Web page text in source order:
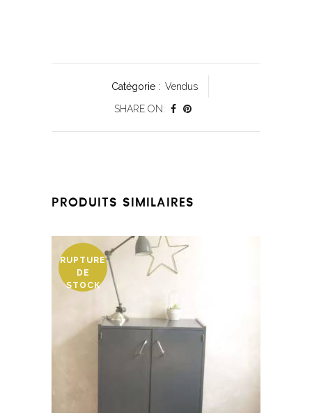
Catégorie : Vendus
SHARE ON:
PRODUITS SIMILAIRES
RUPTURE
DE
STOCK